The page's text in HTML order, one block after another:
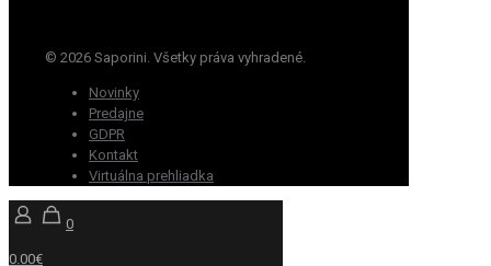
© 2026 Saporini. Všetky práva vyhradené.
Novinky
Predajne
GDPR
Kontakt
Virtuálna prehliadka
0
0.00€